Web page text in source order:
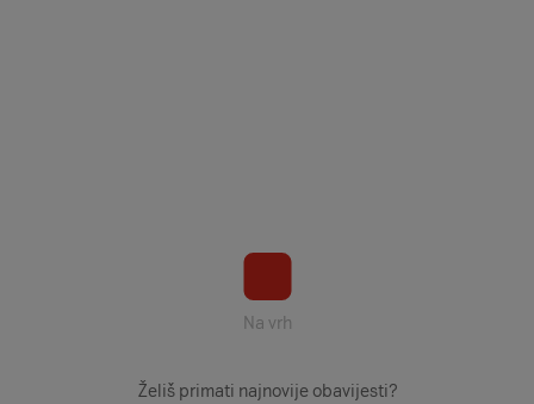
Na vrh
Želiš primati najnovije obavijesti?